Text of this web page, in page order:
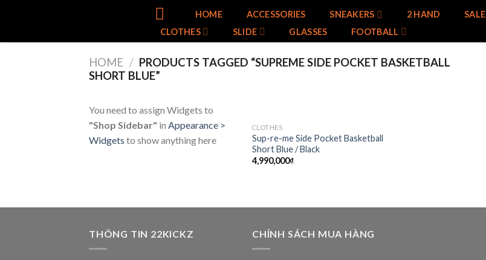
HOME ACCESSORIES SNEAKERS 2 HAND SALE
CLOTHES
SLIDE GLASSES FOOTBALL
HOME / PRODUCTS TAGGED “SUPREME SIDE POCKET BASKETBALL
SHORT BLUE”
You need to assign Widgets to
"Shop Sidebar" in Appearance >
Widgets to show anything here
Add to
wishlist
CLOTHES
Sup-re-me Side Pocket Basketball
Short Blue / Black
4,990,000₫
THÔNG TIN 22KICKZ CHÍNH SÁCH MUA HÀNG